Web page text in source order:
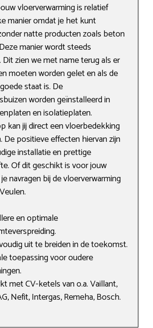
vloerverwarming is relatief
manier omdat je het kunt
natte producten zoals beton
manier wordt steeds
zien we met name terug als er
moeten worden gelet en als de
staat is. De
worden geïnstalleerd in
en isolatieplaten.
kan jij direct een vloerbedekking
De positieve effecten hiervan zijn
installatie en prettige
Of dit geschikt is voor jouw
navragen bij de vloerverwarming
en optimale
uit te breiden in de toekomst.
toepassing voor oudere
met CV-ketels van o.a. Vaillant,
Nefit, Intergas, Remeha, Bosch.